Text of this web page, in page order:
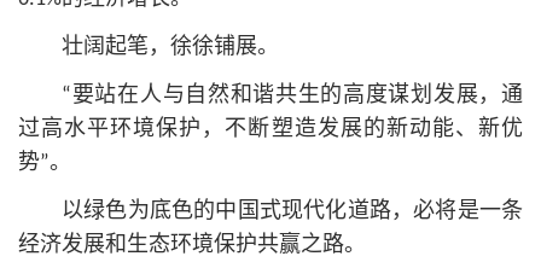
壮阔起笔，徐徐铺展。
“要站在人与自然和谐共生的高度谋划发展，通
过高水平环境保护，不断塑造发展的新动能、新优
势”。
以绿色为底色的中国式现代化道路，必将是一条
经济发展和生态环境保护共赢之路。